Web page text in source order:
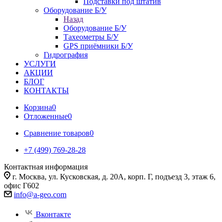
Оборудование Б/У
Назад
Оборудование Б/У
Тахеометры Б/У
GPS приёмники Б/У
Гидрография
УСЛУГИ
АКЦИИ
БЛОГ
КОНТАКТЫ
Корзина0
Отложенные0
Сравнение товаров0
+7 (499) 769-28-28
Контактная информация
г. Москва, ул. Кусковская, д. 20А, корп. Г, подъезд 3, этаж 6,
офис Г602
info@a-geo.com
Вконтакте